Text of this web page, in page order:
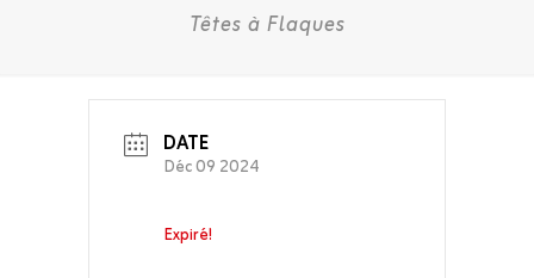
Têtes à Flaques
DATE
Déc 09 2024
Expiré!